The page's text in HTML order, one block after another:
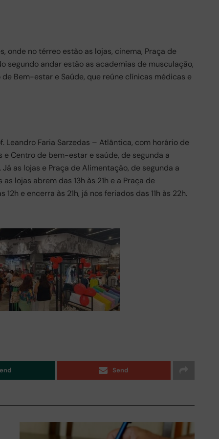
onde no térreo estão as lojas, cinema, Praça de
segundo andar estão as academias de musculação,
Bem-estar e Saúde, que reúne clínicas médicas e
Leandro Faria Sarzedas – Atlântica, com horário de
Centro de bem-estar e saúde, de segunda a
as lojas e Praça de Alimentação, de segunda a
lojas abrem das 13h às 21h e a Praça de
e encerra às 21h, já nos feriados das 11h às 22h.
Send